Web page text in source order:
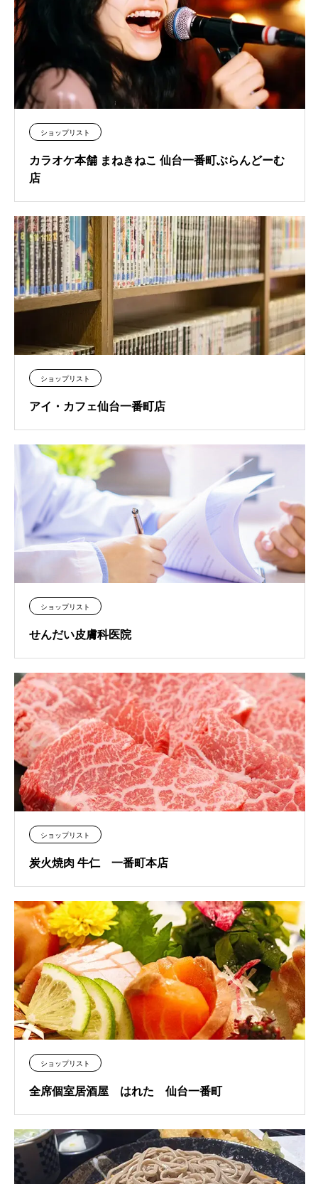
ショップリスト
カラオケ本舗 まねきねこ 仙台一番町ぶらんどーむ
店
ショップリスト
アイ・カフェ仙台一番町店
ショップリスト
せんだい皮膚科医院
ショップリスト
炭火焼肉 牛仁 一番町本店
ショップリスト
全席個室居酒屋 はれた 仙台一番町